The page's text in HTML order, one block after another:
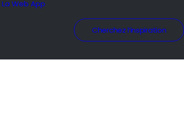
La Web App
Cherchez l’inspiration